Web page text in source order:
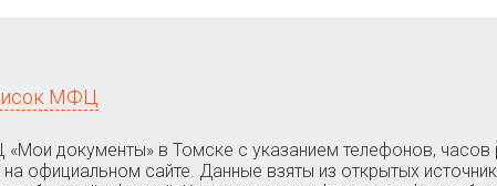
МФЦ
документы» в Томске c указанием телефонов,
официальном сайте. Данные взяты из открытых